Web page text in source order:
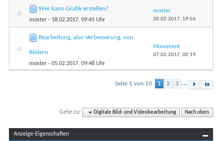
Wer kann Grafik erstellen?
moster - 18.02.2017, 09:45 Uhr
moster
20.02.2017, 19:56
Bearbeitung, also Verbesserung, von
Bildern
moster - 05.02.2017, 09:48 Uhr
Monoment
07.02.2017, 00:19
Seite 1 von 10 1 2 3 ...
Gehe zu: Digitale Bild- und Videobearbeitung Nach oben
Anzeige-Eigenschaften